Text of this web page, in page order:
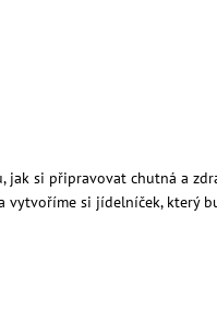
jak si připravovat chutná a
a vytvoříme si jídelníček,